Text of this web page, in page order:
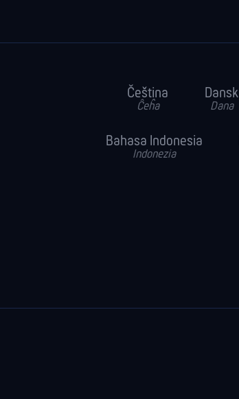
Čeština
Ĉeĥa
Dansk
Dana
Bahasa Indonesia
Indonezia